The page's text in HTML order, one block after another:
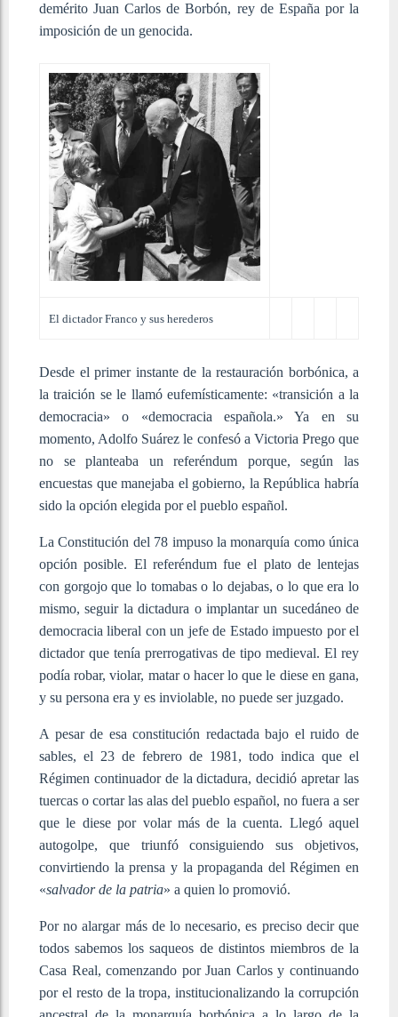
demérito Juan Carlos de Borbón, rey de España por la
imposición de un genocida.
El dictador Franco y sus herederos
Desde el primer instante de la restauración borbónica, a
la traición se le llamó eufemísticamente: «transición a la
democracia» o «democracia española.» Ya en su
momento, Adolfo Suárez le confesó a Victoria Prego que
no se planteaba un referéndum porque, según las
encuestas que manejaba el gobierno, la República habría
sido la opción elegida por el pueblo español.
La Constitución del 78 impuso la monarquía como única
opción posible. El referéndum fue el plato de lentejas
con gorgojo que lo tomabas o lo dejabas, o lo que era lo
mismo, seguir la dictadura o implantar un sucedáneo de
democracia liberal con un jefe de Estado impuesto por el
dictador que tenía prerrogativas de tipo medieval. El rey
podía robar, violar, matar o hacer lo que le diese en gana,
y su persona era y es inviolable, no puede ser juzgado.
A pesar de esa constitución redactada bajo el ruido de
sables, el 23 de febrero de 1981, todo indica que el
Régimen continuador de la dictadura, decidió apretar las
tuercas o cortar las alas del pueblo español, no fuera a ser
que le diese por volar más de la cuenta. Llegó aquel
autogolpe, que triunfó consiguiendo sus objetivos,
convirtiendo la prensa y la propaganda del Régimen en
«salvador de la patria» a quien lo promovió.
Por no alargar más de lo necesario, es preciso decir que
todos sabemos los saqueos de distintos miembros de la
Casa Real, comenzando por Juan Carlos y continuando
por el resto de la tropa, institucionalizando la corrupción